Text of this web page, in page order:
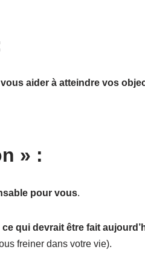
aider à atteindre vos
» :
pour vous.
qui devrait être fait
freiner dans votre vie).